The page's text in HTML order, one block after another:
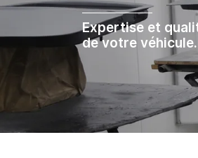
 Adresse email de réception
Recopier le code ci-contre
Rafraîchir le captcha
En cochant cette case, vous
commerciales à l'adresse email
Expertise et
de votre véhicule.